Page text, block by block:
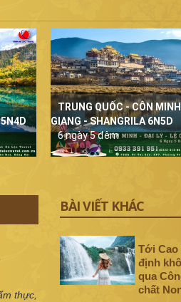
TRUNG QUỐC - CÔN
GIANG - SHANGRILA 6N5D
6 ngày 5 đêm
thực,
BÀI VIẾT KHÁC
Tới Cao
định
qua
chất